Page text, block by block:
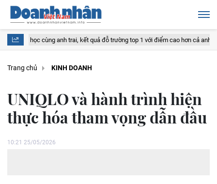
anh trai, kết quả đỗ trường top 1 với điểm cao hơn cả anh Vì sao
Trang chủ KINH DOANH
UNIQLO và hành trình hiện
thực hóa tham vọng dẫn đầu
10:21 25/05/2026